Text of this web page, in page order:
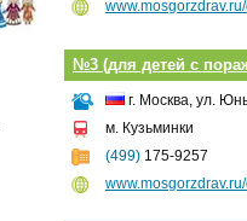
№3 (для детей с
г. Москва, ул.
м. Кузьминки
(499) 175-9257